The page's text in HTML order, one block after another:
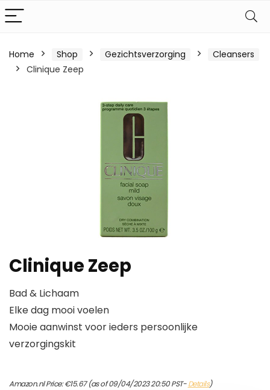
Home Shop Gezichtsverzorging
Cleansers
Clinique Zeep
Clinique Zeep
Bad & Lichaam
Elke dag mooi voelen
Mooie aanwinst voor ieders persoonlijke
verzorgingskit
Amazon.nl Price:€15.67(as of 09/04/2023 20:50 PST-Details)